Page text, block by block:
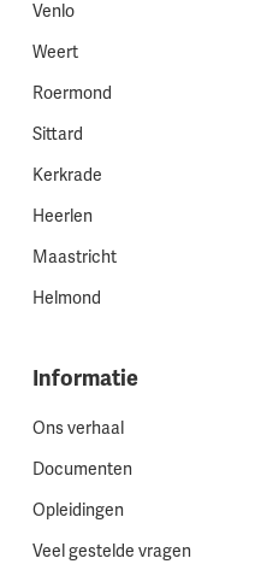
Venlo
Weert
Roermond
Sittard
Kerkrade
Heerlen
Maastricht
Helmond
Informatie
Ons verhaal
Documenten
Opleidingen
Veel gestelde vragen